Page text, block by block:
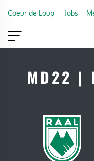
Coeur de Loup Jobs
MD22 |